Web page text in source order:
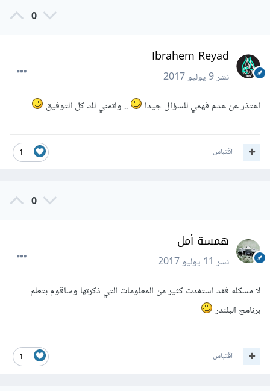
0
Ibrahem Reyad
نشر9 يوليو 2017
اعتذر عن عدم فهمي للسؤال جيدا
.. واتمني لك كل التوفيق
1 اقتباس
0
همسة أمل
نشر11 يوليو 2017
لا مشكله فقد استفدت كثير من المعلومات التي ذكرتها وساقوم بتعلم
برنامج البلندر
1 اقتباس